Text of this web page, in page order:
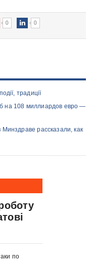
0 0
традиції
на 108 миллиардов евро —
рассказали, как
по